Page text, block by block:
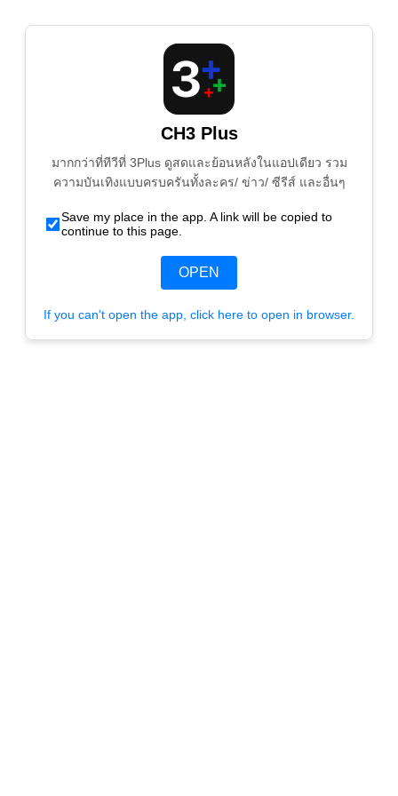
CH3 Plus
มากกว่าที่ทีวีที่ 3Plus ดูสดและย้อนหลังในแอปเดียว รวม
ความบันเทิงแบบครบครันทั้งละคร/ ข่าว/ ซีรีส์ และอื่นๆ
Save my place in the app. A link will be copied to
continue to this page.
OPEN
If you can't open the app, click here to open in browser.